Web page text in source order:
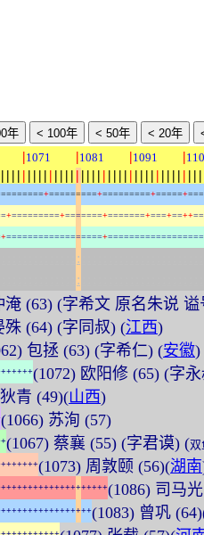
|1071 |1081 |1091 |
| | | | | | | | | | | | | | | | | | | | | | | | | | | | | | | | | | | | | |
========+=========+=========+=====+===
=+=========+=======+=======+===+==++==
+==================+==================
:
:
淹 (63) (字希文 原名朱说
殊 (64) (字同叔) (江西)
包拯 (63) (字希仁) (安徽)
++++++(1072) 欧阳修 (65) (字
青 (49)(山西)
(1066) 苏洵 (57)
+(1067) 蔡襄 (55) (字君谟) (双
+++++++(1073) 周敦颐 (56)(湖南
++++++++++++++++++++(1086) 司马
+++++++++++++++++(1083) 曾巩